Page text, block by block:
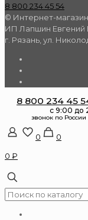
8 800 234 45 54
© Интернет-
ИП Лапшин Евгений
г. Рязань, ул.
8 800 234 45
0
0
0 ₽